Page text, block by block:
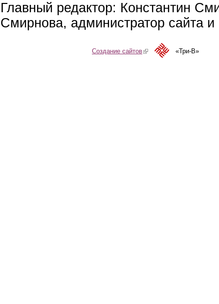
Главный редактор: Константин
Смирнова, администратор сайта
Создание сайтов(link is external)«Три-В»